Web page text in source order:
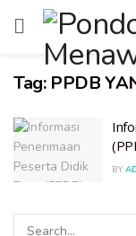
Tag: PPDB
BY